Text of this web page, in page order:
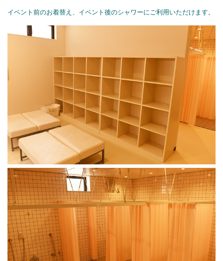
イベント前のお着替え、イベント後のシャワーにご利用いただけます。